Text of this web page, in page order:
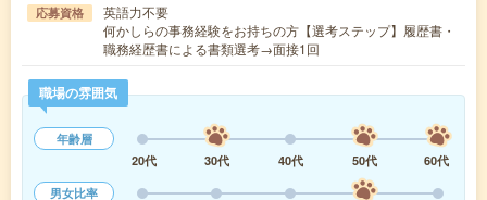
応募資格
英語力不要
何かしらの事務経験をお持ちの方【選考ステップ】履歴書・
職務経歴書による書類選考→面接1回
職場の雰囲気
年齢層
20代
30代 40代 50代
60代
男女比率